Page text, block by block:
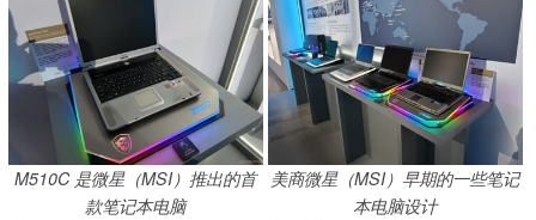
M510C 是微星（MSI）推出的首
款笔记本电脑
美商微星（MSI）早期的一些笔记
本电脑设计